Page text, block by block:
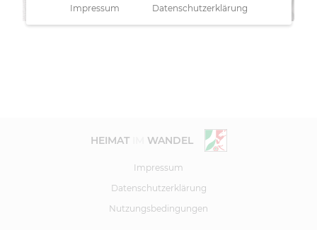
HEIMAT WANDEL
Impressum
Datenschutzerklärung
Nutzungsbedingungen
Impressum Datenschutzerklärung